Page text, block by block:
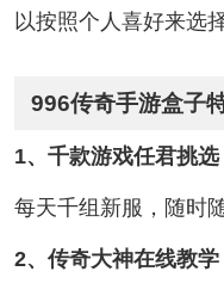
以按照个人喜好来选
996传奇手游盒子
1、千款游戏任君挑选
每天千组新服，随时
2、传奇大神在线教